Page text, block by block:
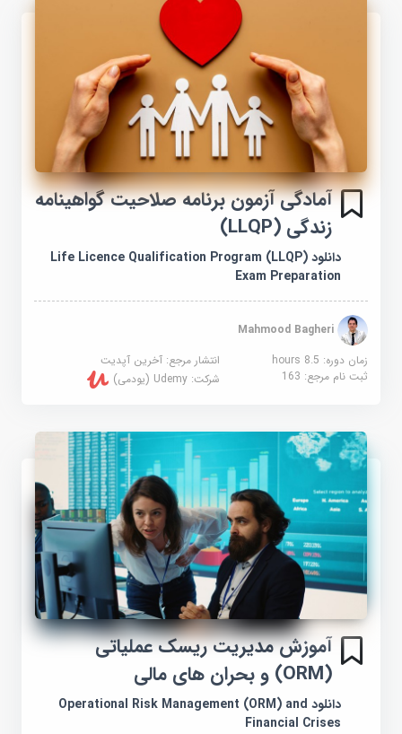
آمادگی آزمون برنامه صلاحیت گواهینامه
زندگی (LLQP)
دانلود Life Licence Qualification Program (LLQP)
Exam Preparation
Mahmood Bagheri
زمان دوره: 8.5 hours
انتشار مرجع:آخرین آپدیت
ثبت نام مرجع:163 شرکت:Udemy (یودمی)
آموزش مدیریت ریسک عملیاتی
(ORM) و بحران های مالی
دانلود Operational Risk Management (ORM) and
Financial Crises